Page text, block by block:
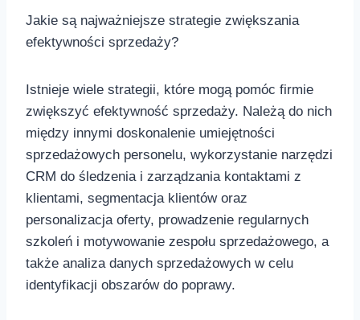
Jakie są‍ najważniejsze strategie ‍zwiększania
efektywności sprzedaży?
Istnieje wiele strategii,‌ które mogą⁣ pomóc firmie
zwiększyć ⁤efektywność sprzedaży. Należą do nich
między⁢ innymi doskonalenie umiejętności
sprzedażowych personelu, ‌wykorzystanie narzędzi
CRM⁤ do śledzenia i zarządzania kontaktami z
⁢klientami, segmentacja klientów‌ oraz
personalizacja oferty,⁢ prowadzenie regularnych
szkoleń​ i motywowanie ⁤zespołu sprzedażowego, a⁢
także analiza⁣ danych sprzedażowych w celu‍
identyfikacji obszarów⁣ do poprawy.